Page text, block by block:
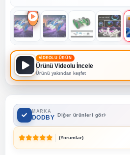
VİDEOLU ÜRÜN
Ürünü Videolu İncele
Ürünü yakından keşfet
MARKA
DODBY Diğer ürünleri gör
(Yorumlar)